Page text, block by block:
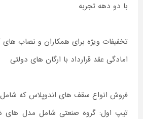
با دو دهه تجربه
تخفیفات ویژه برای همکاران و نصاب های
امادگی عقد قرارداد با ارگان های دولتی
فروش انواع سقف های اندوپلاس که
تیپ اول: گروه صنعتی شامل مدل های